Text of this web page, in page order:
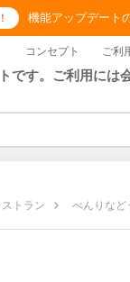
機能アップデート
コンセプト ご利
です。ご利用には
トラン べんりなど